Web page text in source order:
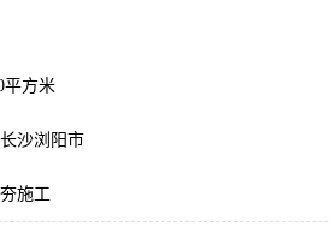
平方米
沙浏阳市
施工